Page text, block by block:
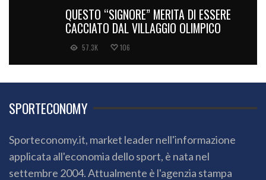
QUESTO “SIGNORE” MERITA DI ESSERE
CACCIATO DAL VILLAGGIO OLIMPICO
57.3K 106
SPORTECONOMY
Sporteconomy.it, market leader nell'informazione
applicata all'economia dello sport, è nata nel
settembre 2004. Attualmente è l'agenzia stampa